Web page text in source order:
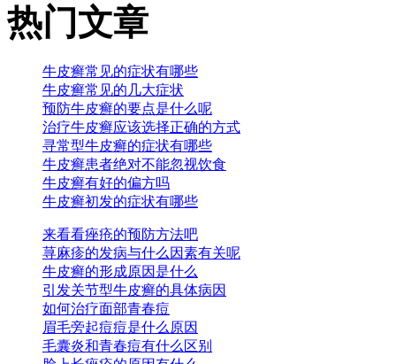
热门文章
牛皮癣常见的症状有哪些
牛皮癣常见的几大症状
预防牛皮癣的要点是什么呢
治疗牛皮癣应该选择正确的方式
寻常型牛皮癣的症状有哪些
牛皮癣患者绝对不能忽视饮食
牛皮癣有好的偏方吗
牛皮癣初发的症状有哪些
来看看痤疮的预防方法吧
荨麻疹的发病与什么因素有关呢
牛皮癣的形成原因是什么
引发关节型牛皮癣的具体病因
如何治疗面部青春痘
眉毛旁起痘痘是什么原因
毛囊炎和青春痘有什么区别